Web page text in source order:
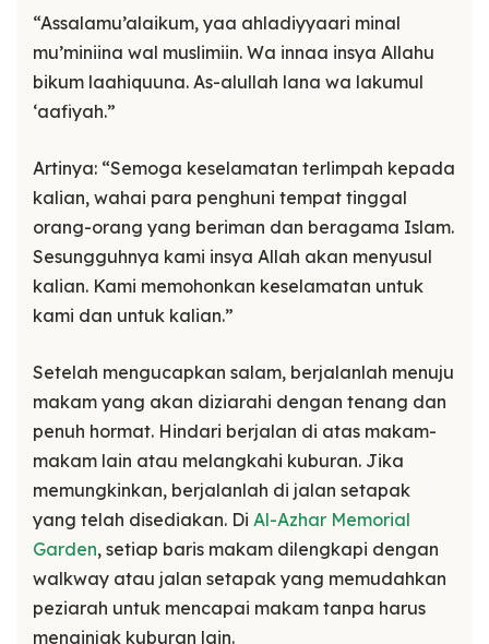
“Assalamu’alaikum, yaa ahladiyyaari minal
mu’miniina wal muslimiin. Wa innaa insya Allahu
bikum laahiquuna. As-alullah lana wa lakumul
‘aafiyah.”
Artinya: “Semoga keselamatan terlimpah kepada
kalian, wahai para penghuni tempat tinggal
orang-orang yang beriman dan beragama Islam.
Sesungguhnya kami insya Allah akan menyusul
kalian. Kami memohonkan keselamatan untuk
kami dan untuk kalian.”
Setelah mengucapkan salam, berjalanlah menuju
makam yang akan diziarahi dengan tenang dan
penuh hormat. Hindari berjalan di atas makam-
makam lain atau melangkahi kuburan. Jika
memungkinkan, berjalanlah di jalan setapak
yang telah disediakan. Di Al-Azhar Memorial
Garden, setiap baris makam dilengkapi dengan
walkway atau jalan setapak yang memudahkan
peziarah untuk mencapai makam tanpa harus
menginjak kuburan lain.